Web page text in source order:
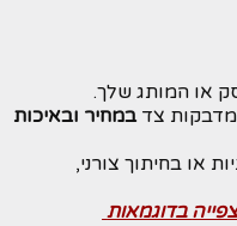
או המותג שלך.
מדבקות צד במחיר ובאיכות
או בחיתוך צורני,
בדוגמאות